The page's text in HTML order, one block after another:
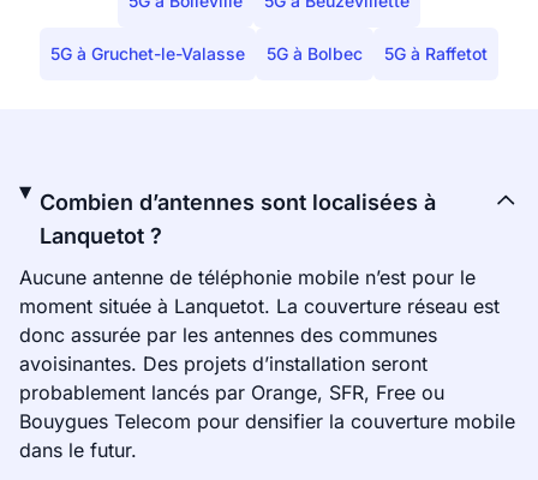
5G à Gruchet-le-Valasse 5G à Bolbec 5G à Raffetot
Combien d’antennes sont localisées à
Lanquetot ?
Aucune antenne de téléphonie mobile n’est pour le
moment située à Lanquetot. La couverture réseau est
donc assurée par les antennes des communes
avoisinantes. Des projets d’installation seront
probablement lancés par Orange, SFR, Free ou
Bouygues Telecom pour densifier la couverture mobile
dans le futur.